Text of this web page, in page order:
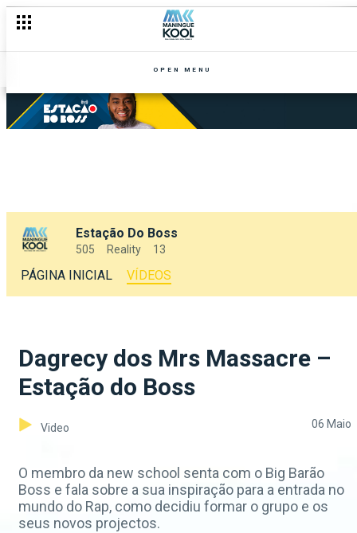
OPEN MENU
Estação Do Boss
505 Reality 13
PÁGINA INICIAL VÍDEOS
Dagrecy dos Mrs Massacre –
Estação do Boss
Video 06 Maio
O membro da new school senta com o Big Barão
Boss e fala sobre a sua inspiração para a entrada no
mundo do Rap, como decidiu formar o grupo e os
seus novos projectos.